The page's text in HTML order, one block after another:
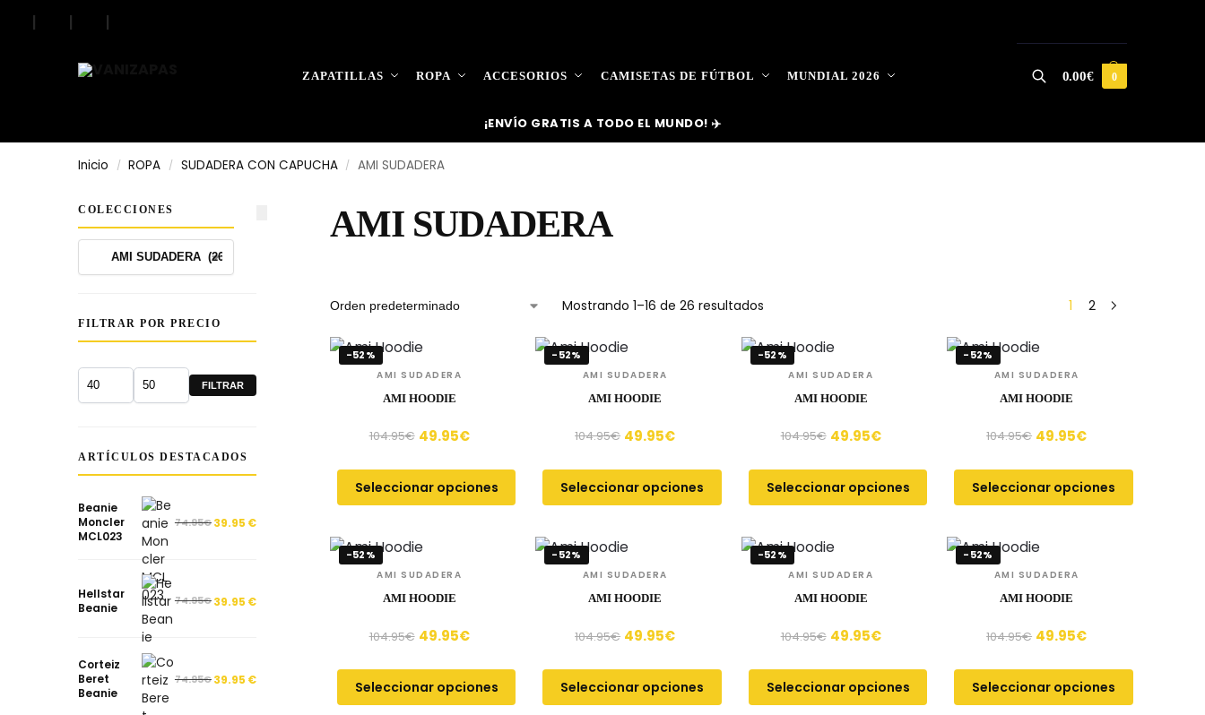
| | |
ZAPATILLAS ROPA ACCESORIOS CAMISETAS DE FÚTBOL MUNDIAL 2026
Search
0.00€ 0
¡ENVÍO GRATIS A TODO EL MUNDO! ✈️
Inicio / ROPA / SUDADERA CON CAPUCHA / AMI SUDADERA
AMI SUDADERA
Mostrando 1–16 de 26 resultados 1 2
-52%
AMI SUDADERA
AMI HOODIE
104.95€ 49.95€
Seleccionar opciones
-52%
AMI SUDADERA
AMI HOODIE
104.95€ 49.95€
Seleccionar opciones
-52%
AMI SUDADERA
AMI HOODIE
104.95€ 49.95€
Seleccionar opciones
-52%
AMI SUDADERA
AMI HOODIE
104.95€ 49.95€
Seleccionar opciones
-52%
AMI SUDADERA
AMI HOODIE
104.95€ 49.95€
Seleccionar opciones
-52%
AMI SUDADERA
AMI HOODIE
104.95€ 49.95€
Seleccionar opciones
-52%
AMI SUDADERA
AMI HOODIE
104.95€ 49.95€
Seleccionar opciones
-52%
AMI SUDADERA
AMI HOODIE
104.95€ 49.95€
Seleccionar opciones
COLECCIONES
FILTRAR POR PRECIO
FILTRAR
ARTÍCULOS DESTACADOS
Beanie
Moncler
MCL023
74.95€39.95 €
Hellstar
Beanie
74.95€39.95 €
Corteiz
Beret
Beanie
74.95€39.95 €